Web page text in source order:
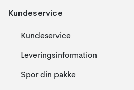
Kundeservice
Kundeservice
Leveringsinformation
Spor din pakke